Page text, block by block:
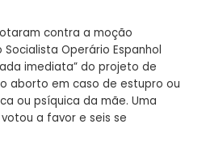
contra a moção
Operário Espanhol
imediata” do projeto de
aborto em caso de estupro ou
ou psíquica da mãe. Uma
a favor e seis se